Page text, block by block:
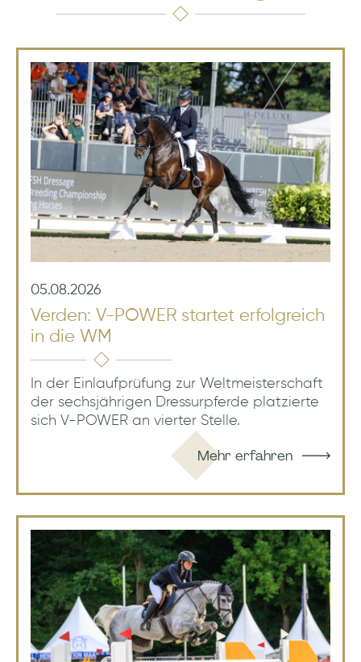
05.08.2026
Verden: V-POWER startet erfolgreich
in die WM
In der Einlaufprüfung zur Weltmeisterschaft
der sechsjährigen Dressurpferde platzierte
sich V-POWER an vierter Stelle.
Mehr erfahren